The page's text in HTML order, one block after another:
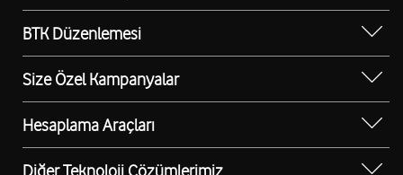
Kurumsal Tip Abonelik Sözleşmesi
BTK Düzenlemesi
Bilgi Teknolojileri ve İletişim Kurumu (BTK)
Düzenlemesi
Size Özel Kampanyalar
Kurumsal Cihaz Kampanyaları
Otokonfor Ücretsiz Oto Yıkama
Ücretsiz İSPARK Fırsatı
Hesaplama Araçları
Kira Stopaj Hesaplama Aracı
Diğer Teknoloji Çözümlerimiz